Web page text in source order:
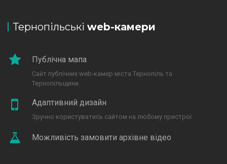
Тернопільські web-камери
Публічна мапа
Сайт публічних web-камер міста Тернопіль та
Тернопільщини.
Адаптивний дизайн
Зручно користуватись сайтом на любому пристрої.
Можливість замовити архівне відео